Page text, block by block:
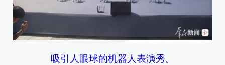
吸引人眼球的机器人表演秀。